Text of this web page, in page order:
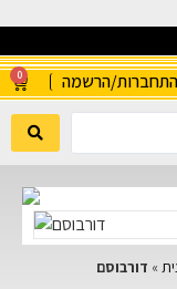
הרשמה 0
» דורבוסם